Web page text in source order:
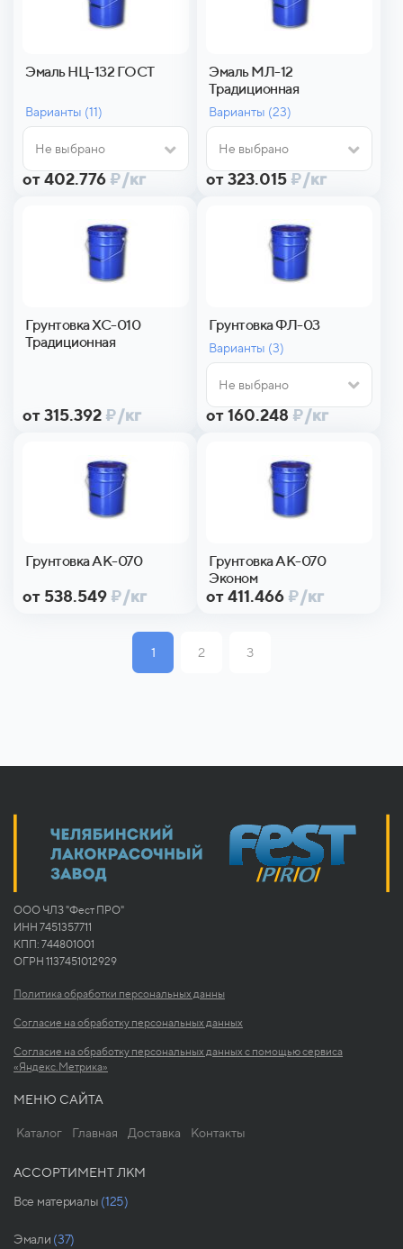
Эмаль НЦ-132 ГОСТ
Варианты (11)
Не выбрано
от 402.776 ₽/кг
Эмаль МЛ-12
Традиционная
Варианты (23)
Не выбрано
от 323.015 ₽/кг
Грунтовка ХС-010
Традиционная
от 315.392 ₽/кг
Грунтовка ФЛ-03
Варианты (3)
Не выбрано
от 160.248 ₽/кг
Грунтовка АК-070
от 538.549 ₽/кг
Грунтовка АК-070
Эконом
от 411.466 ₽/кг
1 2 3
ООО ЧЛЗ "Фест ПРО"
ИНН 7451357711
КПП: 744801001
ОГРН 1137451012929
Политика обработки персональных данны
Согласие на обработку персональных данных
Согласие на обработку персональных данных с помощью сервиса
«Яндекс.Метрика»
МЕНЮ САЙТА
Каталог Главная Доставка Контакты
АССОРТИМЕНТ ЛКМ
Все материалы (125)
Эмали (37)